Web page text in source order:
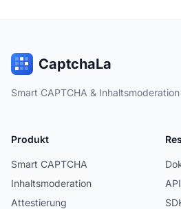
CaptchaLa
Smart CAPTCHA & Inhaltsmoderation
Produkt
Smart CAPTCHA
Inhaltsmoderation
Attestierung